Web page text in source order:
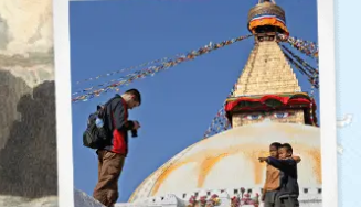
Noorwegen
Polen
Portugal
Roemenië
Sardinië
Schotland
Servië
Spanje
Oezbekistan
Singapore
Sri Lanka
Taiwan
Staten
Marokko
Oman
Saoedi-Arabië
Tunesië